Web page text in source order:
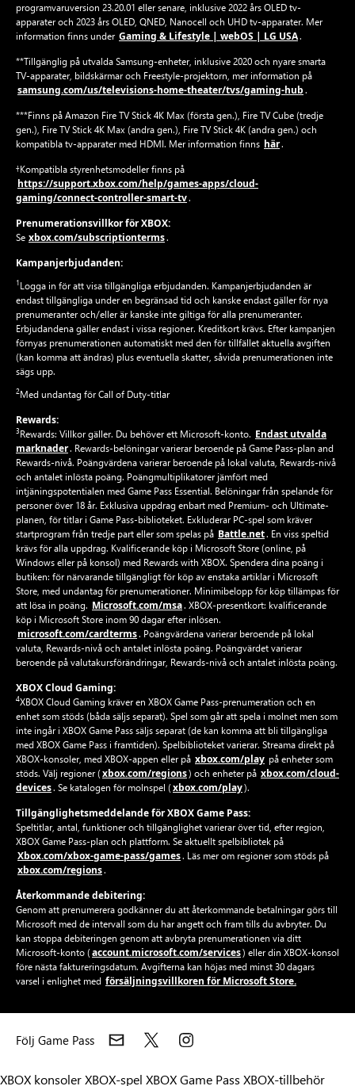
programvaruversion 23.20.01 eller senare, inklusive 2022 års OLED tv-
apparater och 2023 års OLED, QNED, Nanocell och UHD tv-apparater. Mer
information finns under Gaming & Lifestyle | webOS | LG USA.
**Tillgänglig på utvalda Samsung-enheter, inklusive 2020 och nyare smarta
TV-apparater, bildskärmar och Freestyle-projektorn, mer information på
samsung.com/us/televisions-home-theater/tvs/gaming-hub .
***Finns på Amazon Fire TV Stick 4K Max (första gen.), Fire TV Cube (tredje
gen.), Fire TV Stick 4K Max (andra gen.), Fire TV Stick 4K (andra gen.) och
kompatibla tv-apparater med HDMI. Mer information finns här.
†Kompatibla styrenhetsmodeller finns på
https://support.xbox.com/help/games-apps/cloud-
gaming/connect-controller-smart-tv.
Prenumerationsvillkor för XBOX:
Se xbox.com/subscriptionterms.
Kampanjerbjudanden:
1Logga in för att visa tillgängliga erbjudanden. Kampanjerbjudanden är
endast tillgängliga under en begränsad tid och kanske endast gäller för nya
prenumeranter och/eller är kanske inte giltiga för alla prenumeranter.
Erbjudandena gäller endast i vissa regioner. Kreditkort krävs. Efter kampanjen
förnyas prenumerationen automatiskt med den för tillfället aktuella avgiften
(kan komma att ändras) plus eventuella skatter, såvida prenumerationen inte
sägs upp.
2Med undantag för Call of Duty-titlar
Rewards:
3Rewards: Villkor gäller. Du behöver ett Microsoft-konto. Endast utvalda
marknader. Rewards-belöningar varierar beroende på Game Pass-plan and
Rewards-nivå. Poängvärdena varierar beroende på lokal valuta, Rewards-nivå
och antalet inlösta poäng. Poängmultiplikatorer jämfört med
intjäningspotentialen med Game Pass Essential. Belöningar från spelande för
personer över 18 år. Exklusiva uppdrag enbart med Premium- och Ultimate-
planen, för titlar i Game Pass-biblioteket. Exkluderar PC-spel som kräver
startprogram från tredje part eller som spelas på Battle.net. En viss speltid
krävs för alla uppdrag. Kvalificerande köp i Microsoft Store (online, på
Windows eller på konsol) med Rewards with XBOX. Spendera dina poäng i
butiken: för närvarande tillgängligt för köp av enstaka artiklar i Microsoft
Store, med undantag för prenumerationer. Minimibelopp för köp tillämpas för
att lösa in poäng. Microsoft.com/msa. XBOX-presentkort: kvalificerande
köp i Microsoft Store inom 90 dagar efter inlösen.
microsoft.com/cardterms. Poängvärdena varierar beroende på lokal
valuta, Rewards-nivå och antalet inlösta poäng. Poängvärdet varierar
beroende på valutakursförändringar, Rewards-nivå och antalet inlösta poäng.
XBOX Cloud Gaming:
4XBOX Cloud Gaming kräver en XBOX Game Pass-prenumeration och en
enhet som stöds (båda säljs separat). Spel som går att spela i molnet men som
inte ingår i XBOX Game Pass säljs separat (de kan komma att bli tillgängliga
med XBOX Game Pass i framtiden). Spelbiblioteket varierar. Streama direkt på
XBOX-konsoler, med XBOX-appen eller på xbox.com/play på enheter som
stöds. Välj regioner (xbox.com/regions) och enheter på xbox.com/cloud-
devices. Se katalogen för molnspel (xbox.com/play).
Tillgänglighetsmeddelande för XBOX Game Pass:
Speltitlar, antal, funktioner och tillgänglighet varierar över tid, efter region,
XBOX Game Pass-plan och plattform. Se aktuellt spelbibliotek på
Xbox.com/xbox-game-pass/games. Läs mer om regioner som stöds på
xbox.com/regions.
Återkommande debitering:
Genom att prenumerera godkänner du att återkommande betalningar görs till
Microsoft med de intervall som du har angett och fram tills du avbryter. Du
kan stoppa debiteringen genom att avbryta prenumerationen via ditt
Microsoft-konto (account.microsoft.com/services) eller din XBOX-konsol
före nästa faktureringsdatum. Avgifterna kan höjas med minst 30 dagars
varsel i enlighet med försäljningsvillkoren för Microsoft Store.
Följ Game Pass
XBOX konsolerXBOX-spel XBOX Game Pass XBOX-tillbehör